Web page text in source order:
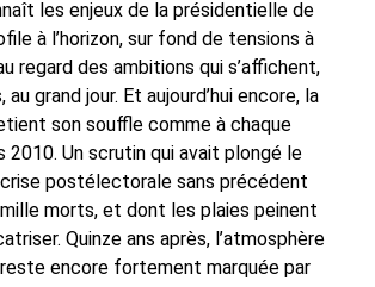
les enjeux de la présidentielle de
à l’horizon, sur fond de tensions à
regard des ambitions qui s’affichent,
grand jour. Et aujourd’hui encore, la
son souffle comme à chaque
2010. Un scrutin qui avait plongé le
postélectorale sans précédent
morts, et dont les plaies peinent
Quinze ans après, l’atmosphère
encore fortement marquée par